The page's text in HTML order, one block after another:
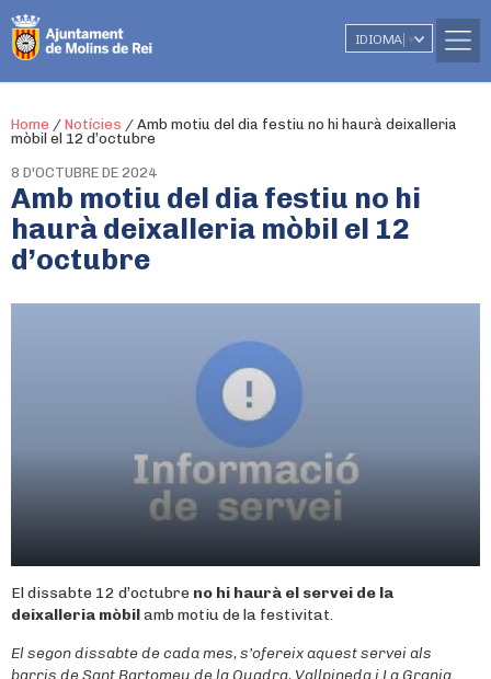
IDIOMA ▼
Home / Notícies / Amb motiu del dia festiu no hi haurà deixalleria
mòbil el 12 d’octubre
8 D'OCTUBRE DE 2024
Amb motiu del dia festiu no hi
haurà deixalleria mòbil el 12
d’octubre
El dissabte 12 d’octubre no hi haurà el servei de la
deixalleria mòbilamb motiu de la festivitat.
El segon dissabte de cada mes, s’ofereix aquest servei als
barris de Sant Bartomeu de la Quadra, Vallpineda i La Granja.